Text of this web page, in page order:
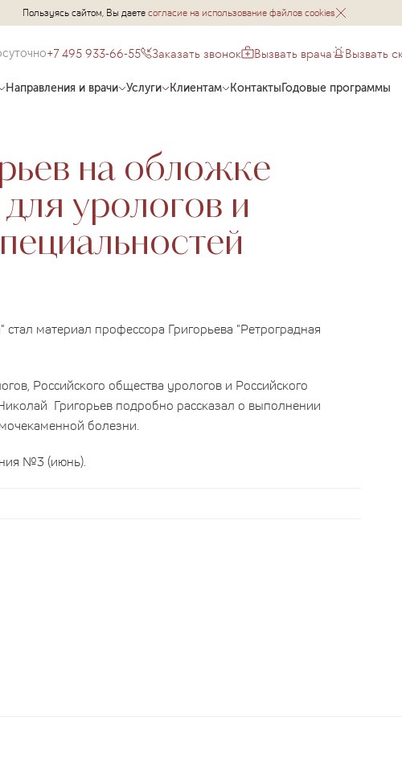
Пользуясь сайтом, Вы даетесогласие на использование файлов cookies
+7 495 933-66-55 Заказать звонок Вызвать врача Вызвать
Направления и врачи Услуги Клиентам КонтактыГодовые программы
на обложке
урологов и
материал профессора Григорьева "Ретроградная
Российского общества урологов и Российского
Григорьев подробно рассказал о выполнении
болезни.
№3 (июнь).